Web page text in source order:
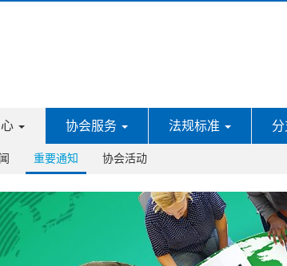
重要通知 协会活动
协会服务 法规标准